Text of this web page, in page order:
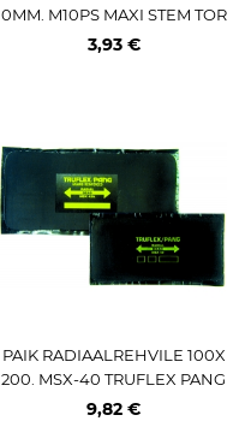
0MM. M10PS MAXI STEM TOR
KEAUKUDELE. 1TK
3,93 €
PAIK RADIAALREHVILE 100X
200. MSX-40 TRUFLEX PANG
9,82 €